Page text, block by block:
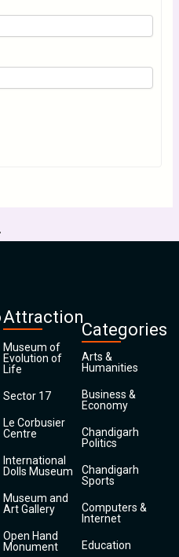
Attraction
Museum of
Evolution of
Life
Sector 17
Le Corbusier
Centre
International
Dolls Museum
Museum and
Art Gallery
Open Hand
Monument
Categories
Arts &
Humanities
Business &
Economy
Chandigarh
Politics
Chandigarh
Sports
Computers &
Internet
Education